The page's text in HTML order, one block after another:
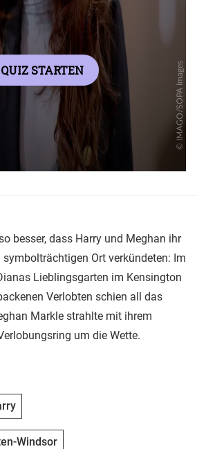
besser, dass Harry und Meghan ihr
Ort verkündeten: Im
Lieblingsgarten im Kensington
Verlobten schien all das
Markle strahlte mit ihrem
um die Wette.
Windsor